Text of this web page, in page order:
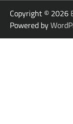
Copyright © 2026
Powered by